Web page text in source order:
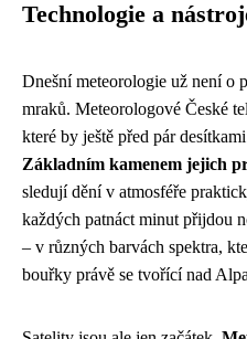
Technologie a
Dnešní meteorologie už není o
mraků. Meteorologové České
které by ještě před pár
Základním kamenem jejich
sledují dění v atmosféře
každých patnáct minut přijdou
– v různých barvách spektra,
bouřky právě se tvořící nad